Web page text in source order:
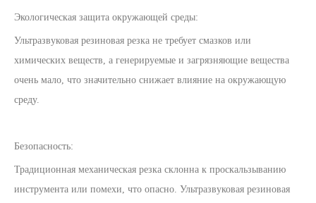
Экологическая защита окружающей среды:
Ультразвуковая резиновая резка не требует смазков или
химических веществ, а генерируемые и загрязняющие вещества
очень мало, что значительно снижает влияние на окружающую
среду.
Безопасность:
Традиционная механическая резка склонна к проскальзыванию
инструмента или помехи, что опасно. Ультразвуковая резиновая